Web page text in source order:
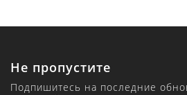
Не пропустите
Подпишитесь на последние